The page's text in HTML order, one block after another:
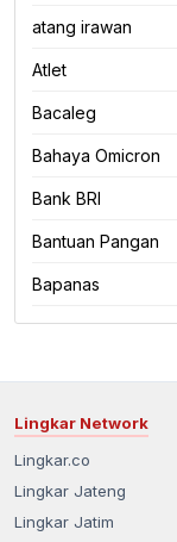
atang irawan
Atlet
Bacaleg
Bahaya Omicron
Bank BRI
Bantuan Pangan
Bapanas
Lingkar Network
Lingkar.co
Lingkar Jateng
Lingkar Jatim